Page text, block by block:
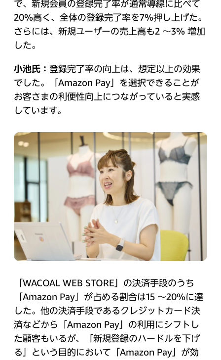
で、新規会員の登録完了率が通常導線に比べて
20％高く、全体の登録完了率を7％押し上げた。
さらには、新規ユーザーの売上高も2 ～3% 増加
した。
小池氏： 登録完了率の向上は、想定以上の効果
でした。「Amazon Pay」を選択できることが
お客さまの利便性向上につながっていると実感
しています。
「WACOAL WEB STORE」の決済手段のうち
「Amazon Pay」が占める割合は15 ～20%に達
した。他の決済手段であるクレジットカード決
済などから「Amazon Pay」の利用にシフトし
た顧客もいるが、「新規登録のハードルを下げ
る」という目的において「Amazon Pay」が効